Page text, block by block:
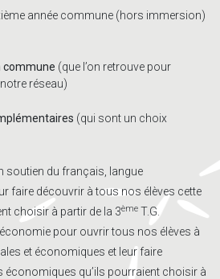
année commune (hors immersion)
commune (que l’on retrouve pour
réseau)
(qui sont un choix
soutien du français, langue
faire découvrir à tous nos élèves cette
choisir à partir de la 3ème T.G.
pour ouvrir tous nos élèves à
et économiques et leur faire
économiques qu’ils pourraient choisir à